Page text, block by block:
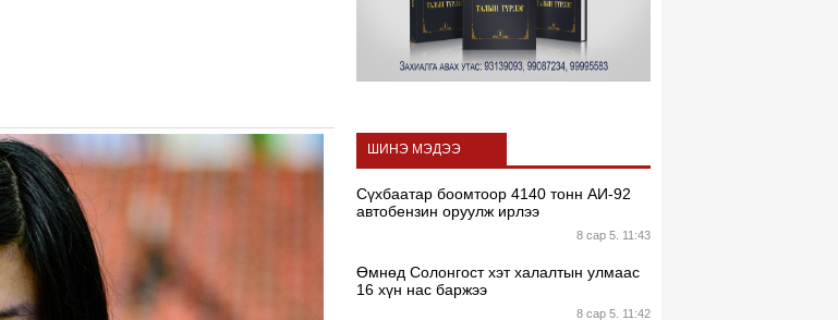
ШИНЭ МЭДЭЭ
Сүхбаатар боомтоор 4140 тонн АИ-92
автобензин оруулж ирлээ
8 сар 5. 11:43
Өмнөд Солонгост хэт халалтын улмаас
16 хүн нас баржээ
8 сар 5. 11:42